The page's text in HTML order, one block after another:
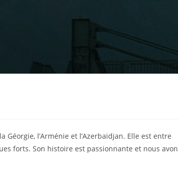
l’Arménie et l’Azerbaïdjan. Elle est entre
forts. Son histoire est passionnante et nous